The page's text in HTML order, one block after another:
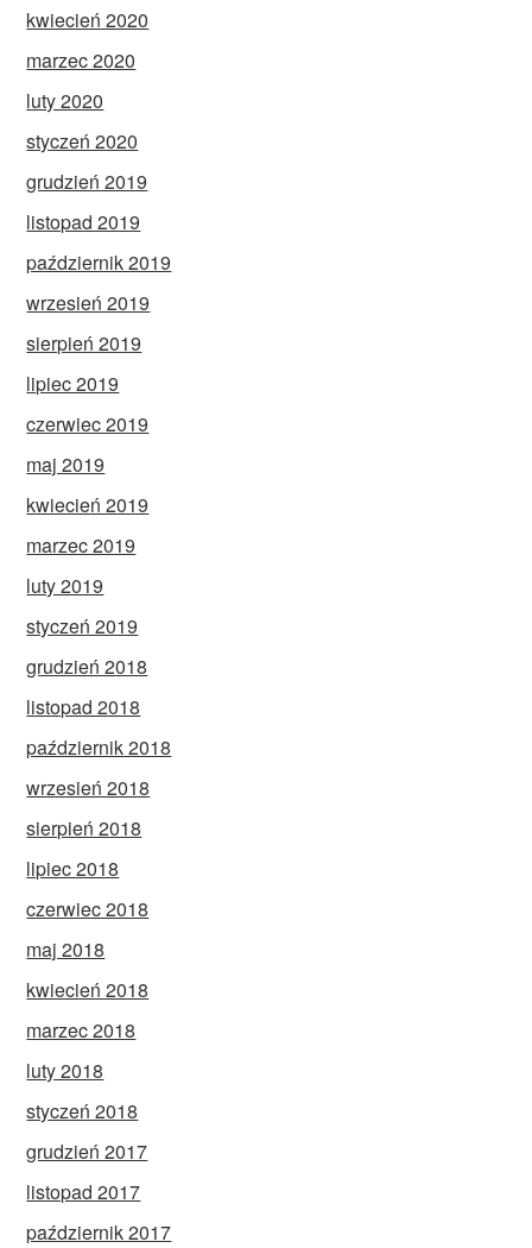
kwiecień 2020
marzec 2020
luty 2020
styczeń 2020
grudzień 2019
listopad 2019
październik 2019
wrzesień 2019
sierpień 2019
lipiec 2019
czerwiec 2019
maj 2019
kwiecień 2019
marzec 2019
luty 2019
styczeń 2019
grudzień 2018
listopad 2018
październik 2018
wrzesień 2018
sierpień 2018
lipiec 2018
czerwiec 2018
maj 2018
kwiecień 2018
marzec 2018
luty 2018
styczeń 2018
grudzień 2017
listopad 2017
październik 2017